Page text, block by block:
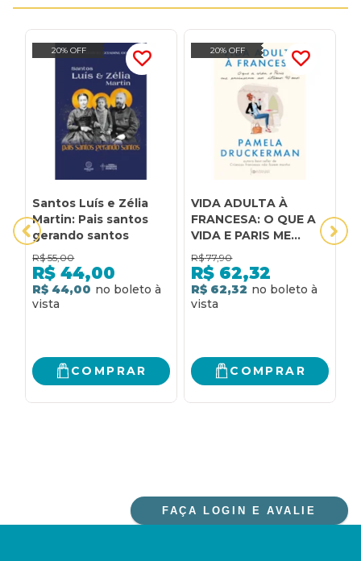
20% OFF
Santos Luís e Zélia
Martin: Pais santos
gerando santos
R$ 55,00
R$ 44,00
R$ 44,00
COMPRAR
20% OFF
VIDA ADULTA À
FRANCESA: O QUE A
VIDA E PARIS ME
ENSINARAM NOS
ÚLTIMOS 40 ANOS
R$ 77,90
R$ 62,32
R$ 62,32
COMPRAR
FAÇA LOGIN E AVALIE